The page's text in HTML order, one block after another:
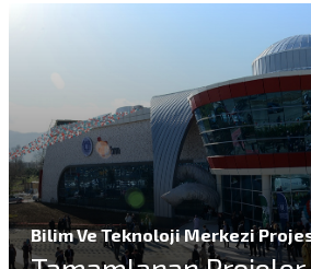
İstiklal Caddesi